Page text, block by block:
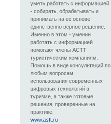
уметь работать с информацией
- собирать, обрабатывать и
принимать на ее основе
единственно верное решение.
Именно в этом - умении
работать с информацией
помогают члены АСТТ
туристическим компаниям.
Помощь в виде консультаций по
любым вопросам
использования современных
цифровых технологий в
туризме, а также готовые
решения, проверенные на
практике.
www.astt.ru